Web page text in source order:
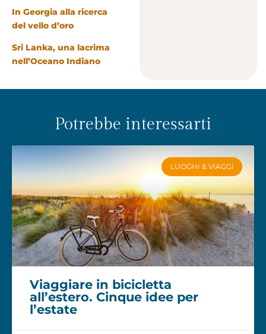
In Georgia alla ricerca
del vello d’oro
Sri Lanka, una lacrima
nell’Oceano Indiano
Potrebbe interessarti
LUOGHI & VIAGGI
Viaggiare in bicicletta
all’estero. Cinque idee per
l’estate